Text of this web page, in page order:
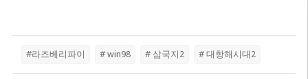
#라즈베리파이 # win98 # 삼국지2 # 대항해시대2